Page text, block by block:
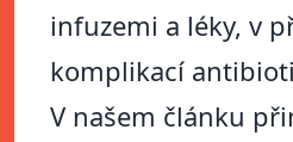
infuzemi a léky, v
komplikací
V našem článku